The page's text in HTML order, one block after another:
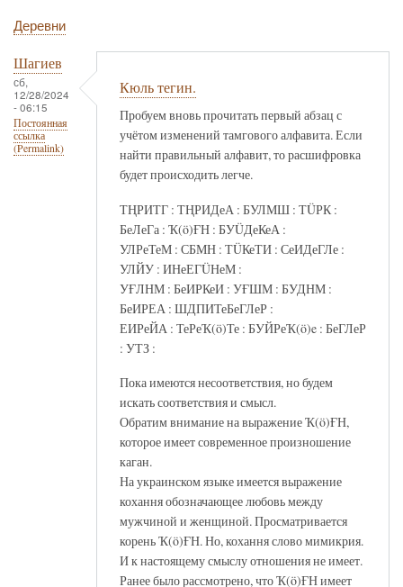
Деревни
Шагиев
сб,
12/28/2024
- 06:15
Постоянная
ссылка
(Permalink)
Кюль тегин.
Пробуем вновь прочитать первый абзац с
учётом изменений тамгового алфавита. Если
найти правильный алфавит, то расшифровка
будет происходить легче.
ТҢРИТГ : ТҢРИДеА : БУЛМШ : ТÜРК :
БеЛеГа : Ҡ(ö)ҒН : БУÜДеКеА :
УЛРеТеМ : СБМН : ТÜКеТИ : СеИДеГЛе :
УЛЙУ : ИНеЕГÜНеМ :
УҒЛНМ : БеИРКеИ : УҒШМ : БУДНМ :
БеИРЕА : ШДПИТеБеГЛеР :
ЕИРеЙА : ТеРеҠ(ö)Те : БУЙРеҠ(ö)e : БеГЛеР
: УТЗ :
Пока имеются несоответствия, но будем
искать соответствия и смысл.
Обратим внимание на выражение Ҡ(ö)ҒН,
которое имеет современное произношение
каган.
На украинском языке имеется выражение
кохання обозначающее любовь между
мужчиной и женщиной. Просматривается
корень Ҡ(ö)ҒН. Но, кохання слово мимикрия.
И к настоящему смыслу отношения не имеет.
Ранее было рассмотрено, что Ҡ(ö)ҒН имеет